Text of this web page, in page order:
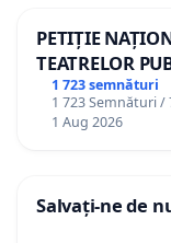
PETIȚIE
TEATRELOR
ROMÂNIA
1 723 semnături
1 723 Semnături /
1 Aug 2026
Salvați-ne de